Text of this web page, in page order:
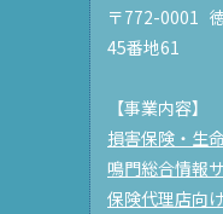
〒772-0001
45番地61
【事業内容】
損害保険・生
鳴門総合情報
保険代理店向